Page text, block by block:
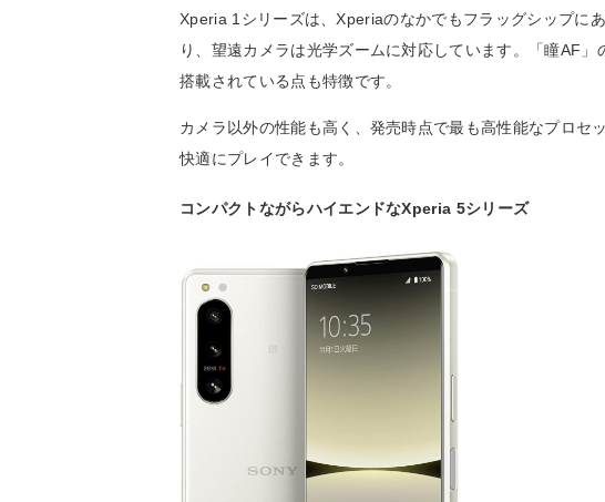
Xperia 1シリーズは、Xperiaのなかでもフラッグシップに
り、望遠カメラは光学ズームに対応しています。「瞳AF
搭載されている点も特徴です。
カメラ以外の性能も高く、発売時点で最も高性能なプロセ
快適にプレイできます。
コンパクトながらハイエンドなXperia 5シリーズ